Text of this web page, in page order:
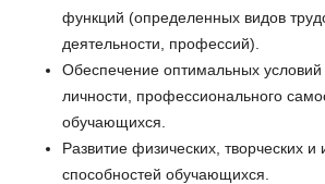
функций (определенных видов
деятельности, профессий).
Обеспечение оптимальных условий
личности, профессионального
обучающихся.
Развитие физических, творческих и
способностей обучающихся.